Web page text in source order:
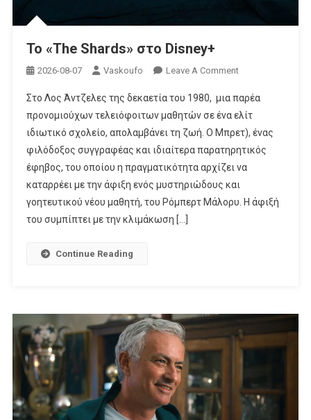
To «The Shards» στο Disney+
2026-08-07 Vaskoufo Leave A CommentOn
«The Shards»
Στο
Disney+
Στο Λος Άντζελες της δεκαετία του 1980, μια παρέα
προνομιούχων τελειόφοιτων μαθητών σε ένα ελίτ
ιδιωτικό σχολείο, απολαμβάνει τη ζωή. Ο Μπρετ), ένας
φιλόδοξος συγγραφέας και ιδιαίτερα παρατηρητικός
έφηβος, του οποίου η πραγματικότητα αρχίζει να
καταρρέει με την άφιξη ενός μυστηριώδους και
γοητευτικού νέου μαθητή, του Ρόμπερτ Μάλορυ. Η άφιξή
του συμπίπτει με την κλιμάκωση […]
Continue Reading